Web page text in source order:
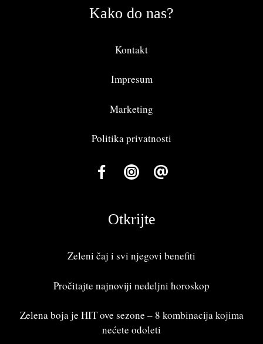
Kako do nas?
Kontakt
Impresum
Marketing
Politika privatnosti
Otkrijte
Zeleni čaj i svi njegovi benefiti
Pročitajte najnoviji nedeljni horoskop
Zelena boja je HIT ove sezone – 8 kombinacija kojima
nećete odoleti